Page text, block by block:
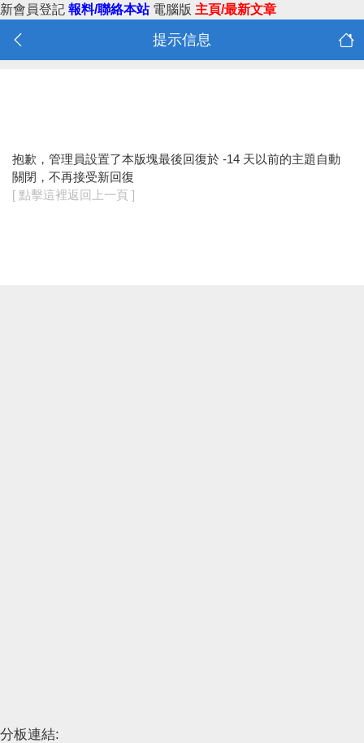
新會員登記 報料/聯絡本站 電腦版 主頁/最新文章
提示信息
抱歉，管理員設置了本版塊最後回復於 -14 天以前的主題自動
關閉，不再接受新回復
[ 點擊這裡返回上一頁 ]
分板連結: